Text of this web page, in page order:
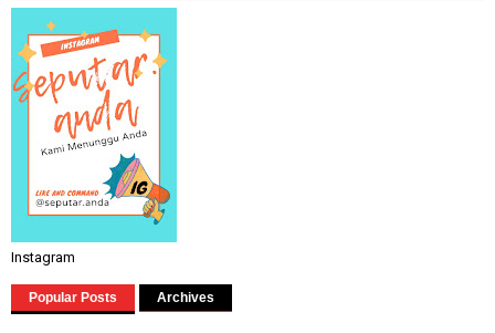
Instagram
Popular Posts Archives